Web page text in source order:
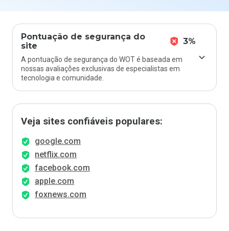
Pontuação de segurança do
site
3%
A pontuação de segurança do WOT é baseada em
nossas avaliações exclusivas de especialistas em
tecnologia e comunidade.
Veja sites confiáveis populares:
google.com
netflix.com
facebook.com
apple.com
foxnews.com